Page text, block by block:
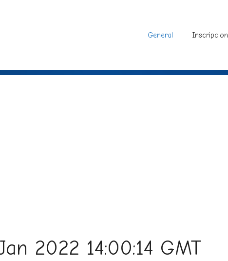
General Inscripcion
2022 14:00:14 GMT